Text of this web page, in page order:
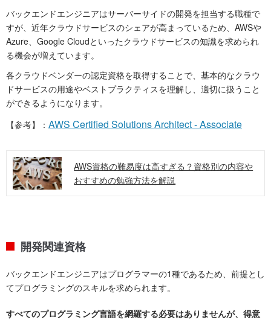
バックエンドエンジニアはサーバーサイドの開発を担当する職種で
すが、近年クラウドサービスのシェアが高まっているため、AWSや
Azure、Google Cloudといったクラウドサービスの知識を求められ
る機会が増えています。
各クラウドベンダーの認定資格を取得することで、基本的なクラウ
ドサービスの用途やベストプラクティスを理解し、適切に扱うこと
ができるようになります。
【参考】： AWS Certified Solutions Architect - Associate
AWS資格の難易度は高すぎる？資格別の内容や
おすすめの勉強方法を解説
開発関連資格
バックエンドエンジニアはプログラマーの1種であるため、前提とし
てプログラミングのスキルを求められます。
すべてのプログラミング言語を網羅する必要はありませんが、得意